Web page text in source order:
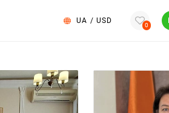
UA / USD
0